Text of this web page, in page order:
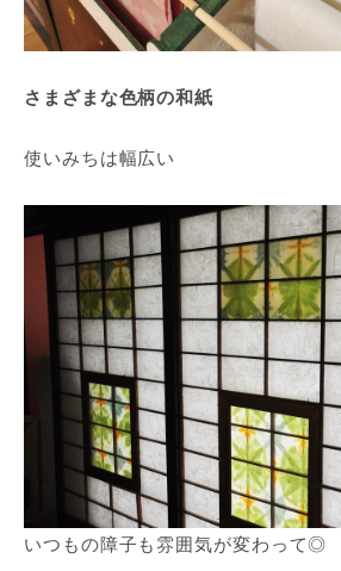
さまざまな色柄の和紙
使いみちは幅広い
いつもの障子も雰囲気が変わって◎